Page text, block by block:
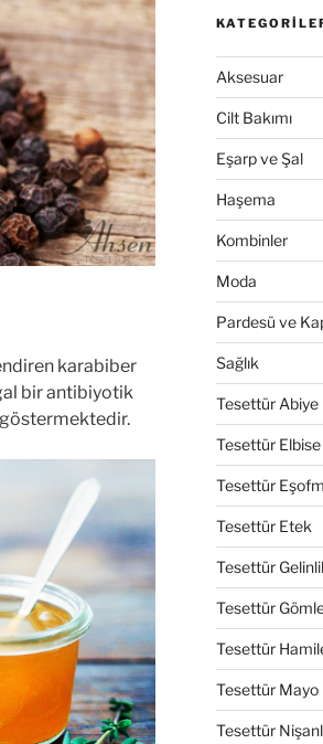
karabiber
bir antibiyotik
göstermektedir.
Aksesuar
Cilt Bakımı
Eşarp ve Şal
Haşema
Kombinler
Moda
Pardesü ve
Sağlık
Tesettür Abiye
Tesettür Elbise
Tesettür
Tesettür Etek
Tesettür
Tesettür
Tesettür
Tesettür Mayo
Tesettür